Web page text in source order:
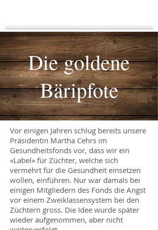
Die goldene
Bäripfote
Vor einigen Jahren schlug bereits unsere
Prä­sidentin Martha Cehrs im
Gesundheitsfonds vor, dass wir ein
«Label» für Züchter, welche sich
vermehrt für die Gesundheit einsetzen
wollen, einführen. Nur war damals bei
eini­gen Mitgliedern des Fonds die Angst
vor einem Zweiklassensystem bei den
Züchtern gross. Die Idee wurde später
wieder aufge­nommen, aber nicht